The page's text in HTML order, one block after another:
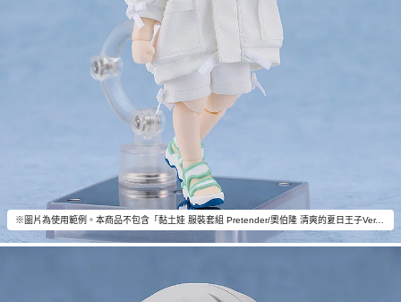
※圖片為使用範例。本商品不包含「黏土娃 服裝套組 Pretender/奧伯隆 清爽的夏日王子Ver.」以外的物品。